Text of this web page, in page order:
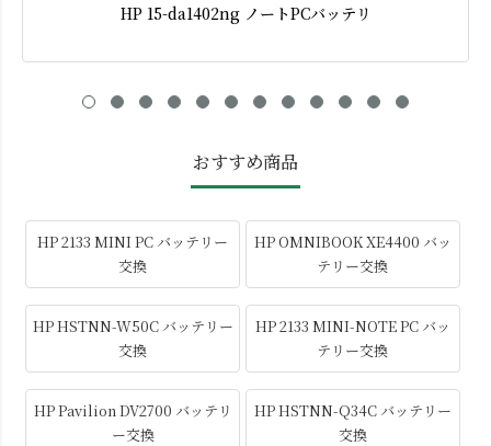
HP 15-da1402ng ノートPCバッテリ
おすすめ商品
HP 2133 MINI PC バッテリー
交換
HP OMNIBOOK XE4400 バッ
テリー交換
HP HSTNN-W50C バッテリー
交換
HP 2133 MINI-NOTE PC バッ
テリー交換
HP Pavilion DV2700 バッテリ
ー交換
HP HSTNN-Q34C バッテリー
交換